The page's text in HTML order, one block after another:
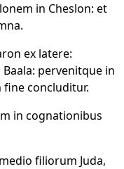
in Cheslon: et
ex latere:
pervenitque in
fine concluditur.
in cognationibus
filiorum Juda,